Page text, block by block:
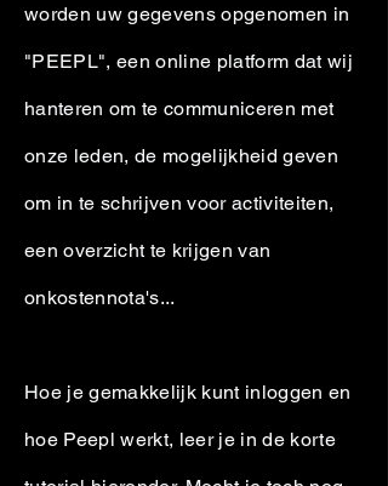
worden uw gegevens opgenomen in
"PEEPL", een online platform dat wij
hanteren om te communiceren met
onze leden, de mogelijkheid geven
om in te schrijven voor activiteiten,
een overzicht te krijgen van
onkostennota's...
​Hoe je gemakkelijk kunt inloggen en
hoe Peepl werkt, leer je in de korte